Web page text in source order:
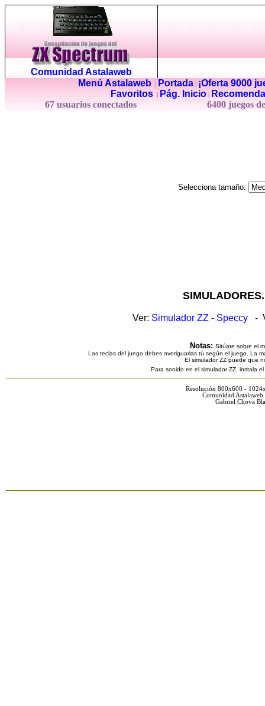
Comunidad Astalaweb
Menú Astalaweb| Portada|
¡Oferta 9000
Favoritos
Pág. Inicio
67 usuarios conectados
6400 juegos
Selecciona tamaño:
Ver: Simulador ZZ - Speccy -
Notas: Sitúate sobre el
Las teclas del juego debes averiguarlas tú según el juego. La
El simulador ZZ puede que
Para sonido en el simulador ZZ, instala
Resolución 800x600 -
Comunidad
Gabriel Chova